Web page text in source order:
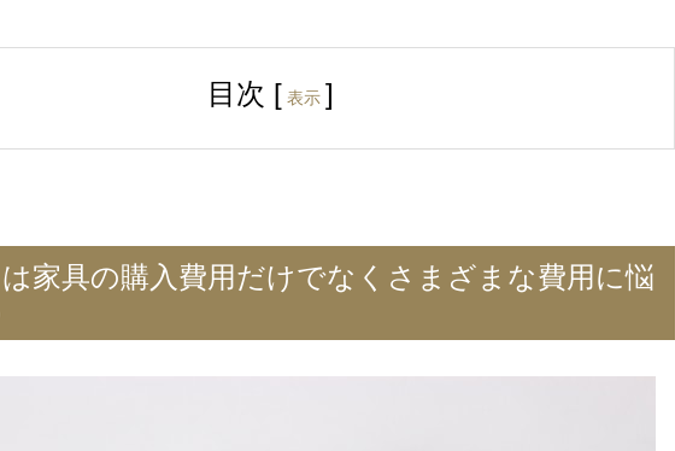
目次 [ 表示 ]
家具の購入費用だけでなくさまざまな費用に悩